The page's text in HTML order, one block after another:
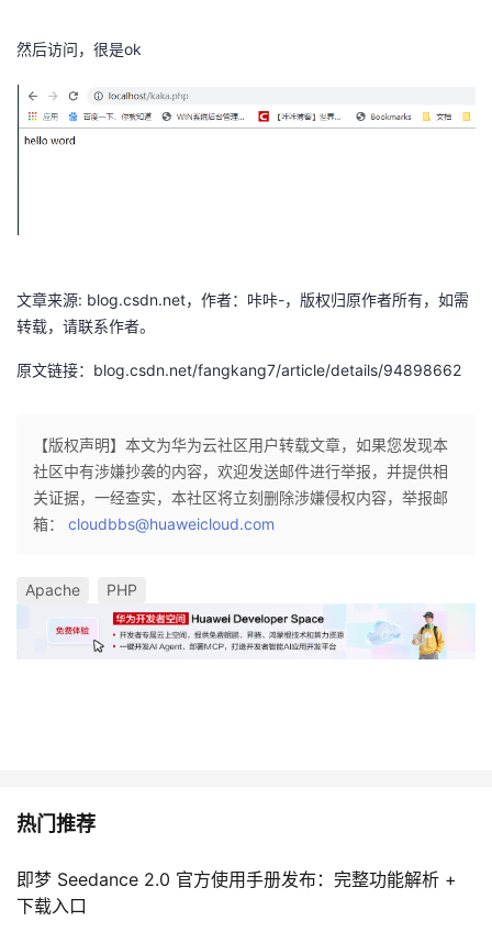
然后访问，很是ok
文章来源: blog.csdn.net，作者：咔咔-，版权归原作者所有，如需
转载，请联系作者。
原文链接：blog.csdn.net/fangkang7/article/details/94898662
【版权声明】本文为华为云社区用户转载文章，如果您发现本
社区中有涉嫌抄袭的内容，欢迎发送邮件进行举报，并提供相
关证据，一经查实，本社区将立刻删除涉嫌侵权内容，举报邮
箱： cloudbbs@huaweicloud.com
Apache PHP
热门推荐
即梦 Seedance 2.0 官方使用手册发布：完整功能解析 +
下载入口